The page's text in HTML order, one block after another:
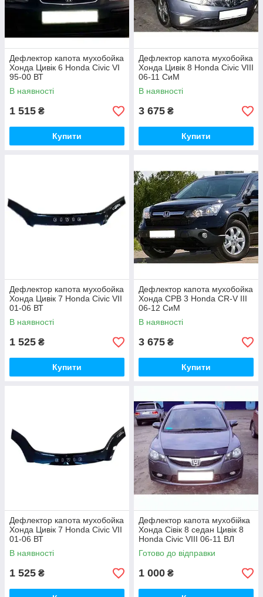
Дефлектор капота мухобойка
Хонда Цивік 6 Honda Civic VI
95-00 ВТ
В наявності
1 515 ₴
Купити
Дефлектор капота мухобойка
Хонда Цивік 8 Honda Civic VIII
06-11 СиМ
В наявності
3 675 ₴
Купити
Дефлектор капота мухобойка
Хонда Цивік 7 Honda Civic VII
01-06 ВТ
В наявності
1 525 ₴
Купити
Дефлектор капота мухобойка
Хонда СРВ 3 Honda CR-V III
06-12 СиМ
В наявності
3 675 ₴
Купити
Дефлектор капота мухобойка
Хонда Цивік 7 Honda Civic VII
01-06 ВТ
В наявності
1 525 ₴
Дефлектор капота мухобійка
Хонда Сівік 8 седан Цивік 8
Honda Civic VIII 06-11 ВЛ
Готово до відправки
1 000 ₴